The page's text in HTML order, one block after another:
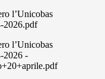
l’Unicobas
2026.pdf
l’Unicobas
2026 -